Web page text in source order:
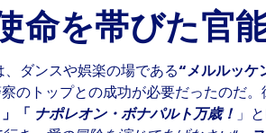
命を帯びた官
、ダンスや娯楽の場である“メルルッケ
のトップとの成功が必要だったのだ
「 ナポレオン・ボナパルト万歳！ 」